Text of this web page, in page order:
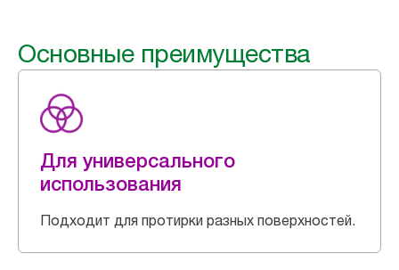
Основные преимущества
Для универсального
использования
Подходит для протирки разных поверхностей.